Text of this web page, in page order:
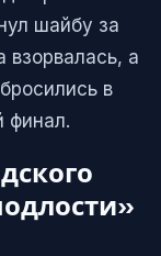
шайбу за
взорвалась, а
в
финал.